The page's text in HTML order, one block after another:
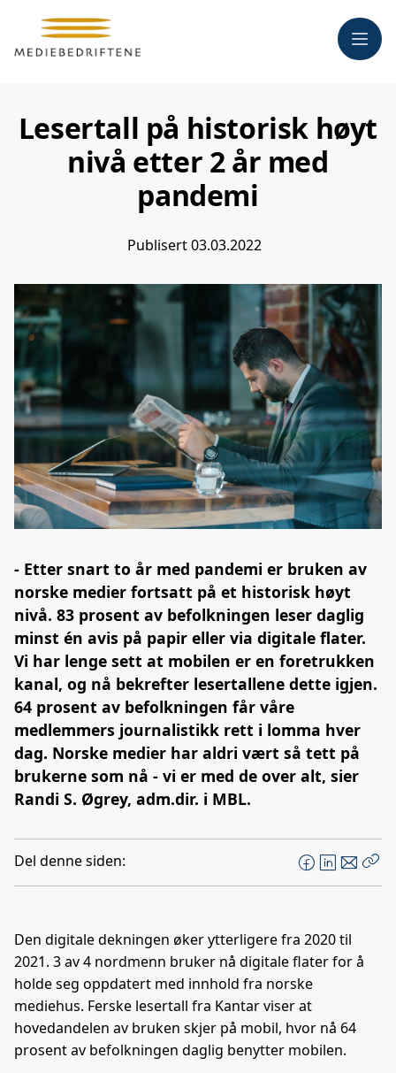
Meny
Lesertall på historisk høyt
nivå etter 2 år med
pandemi
Publisert03.03.2022
- Etter snart to år med pandemi er bruken av
norske medier fortsatt på et historisk høyt
nivå. 83 prosent av befolkningen leser daglig
minst én avis på papir eller via digitale flater.
Vi har lenge sett at mobilen er en foretrukken
kanal, og nå bekrefter lesertallene dette igjen.
64 prosent av befolkningen får våre
medlemmers journalistikk rett i lomma hver
dag. Norske medier har aldri vært så tett på
brukerne som nå - vi er med de over alt, sier
Randi S. Øgrey, adm.dir. i MBL.
Del denne siden:
F
e
b
o
o
k
L
k
e
n
E
o
s
Den digitale dekningen øker ytterligere fra 2020 til
2021. 3 av 4 nordmenn bruker nå digitale flater for å
holde seg oppdatert med innhold fra norske
mediehus. Ferske lesertall fra Kantar viser at
hovedandelen av bruken skjer på mobil, hvor nå 64
prosent av befolkningen daglig benytter mobilen.